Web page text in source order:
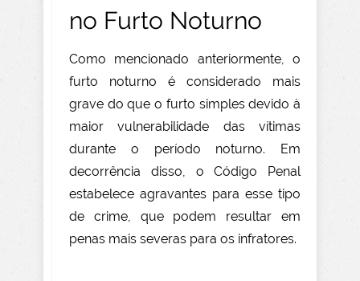
no Furto Noturno
Como mencionado anteriormente, o
furto noturno é considerado mais
grave do que o furto simples devido à
maior vulnerabilidade das vítimas
durante o período noturno. Em
decorrência disso, o Código Penal
estabelece agravantes para esse tipo
de crime, que podem resultar em
penas mais severas para os infratores.